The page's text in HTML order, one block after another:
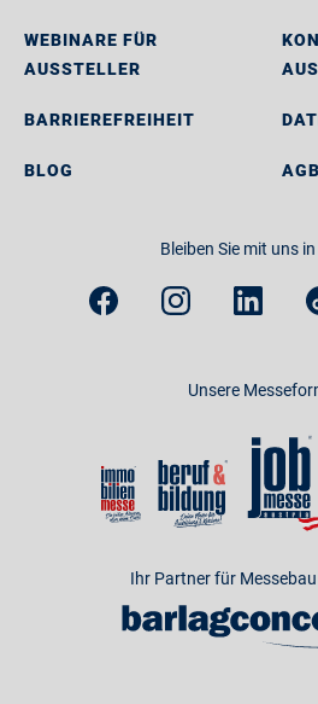
WEBINARE FÜR
AUSSTELLER
BARRIEREFREIHEIT
BLOG AGB
Bleiben Sie mit uns
Unsere
Ihr Partner für